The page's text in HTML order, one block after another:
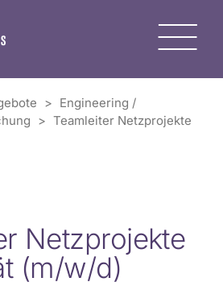
> Engineering /
> Teamleiter Netzprojekte
Netzprojekte
(m/w/d)